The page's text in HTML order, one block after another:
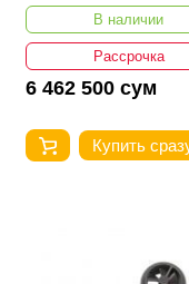
В наличии
Рассрочка
6 462 500 сум
Купить